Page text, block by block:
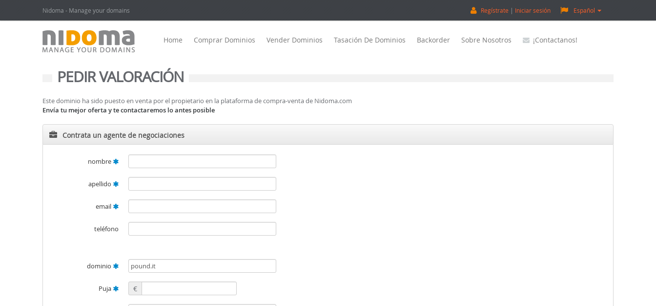
Nidoma - Manage your domains Español
Regístrate Iniciar sesión
Home Comprar Dominios Vender Dominios Tasación De Dominios Backorder Sobre Nosotros ¡Contactanos!
PEDIR VALORACIÓN
Este dominio ha sido puesto en venta por el propietario en la plataforma de compra-venta de Nidoma.com
Envía tu mejor oferta y te contactaremos lo antes posible
Contrata un agente de negociaciones
nombre
apellido
email
teléfono
dominio
Puja €